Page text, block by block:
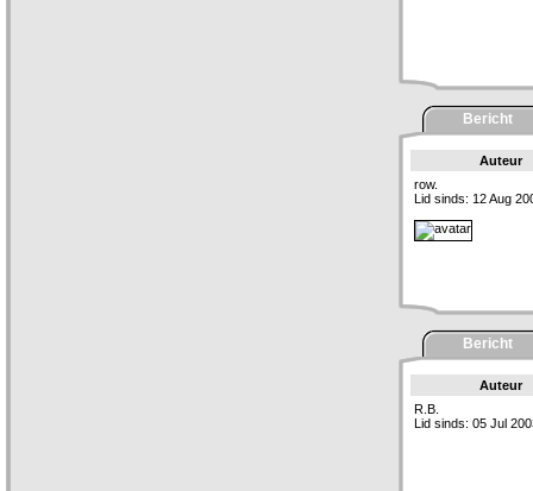
Bericht
Auteur
row.
Lid sinds: 12 Aug
Bericht
Auteur
R.B.
Lid sinds: 05 Jul